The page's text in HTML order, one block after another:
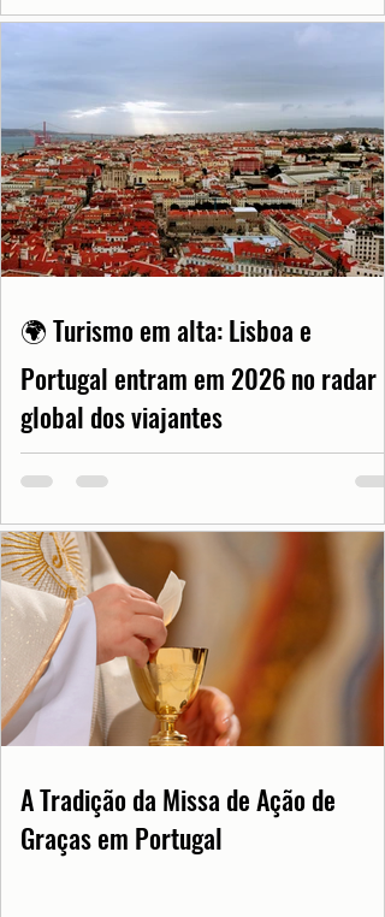
🌍 Turismo em alta: Lisboa e
Portugal entram em 2026 no radar
global dos viajantes
A Tradição da Missa de Ação de
Graças em Portugal